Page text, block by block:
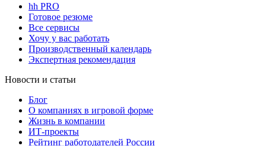
hh PRO
Готовое резюме
Все сервисы
Хочу у вас работать
Производственный календарь
Экспертная рекомендация
Новости и статьи
Блог
О компаниях в игровой форме
Жизнь в компании
ИТ-проекты
Рейтинг работодателей России